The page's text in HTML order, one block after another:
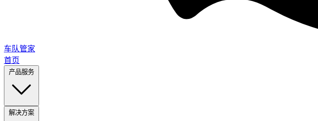
车队管家
首页